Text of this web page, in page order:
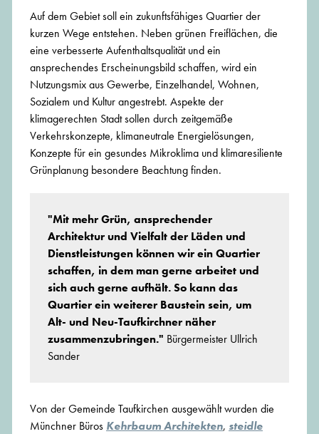
Auf dem Gebiet soll ein zukunftsfähiges Quartier der
kurzen Wege entstehen. Neben grünen Freiflächen, die
eine verbesserte Aufenthaltsqualität und ein
ansprechendes Erscheinungsbild schaffen, wird ein
Nutzungsmix aus Gewerbe, Einzelhandel, Wohnen,
Sozialem und Kultur angestrebt. Aspekte der
klimagerechten Stadt sollen durch zeitgemäße
Verkehrskonzepte, klimaneutrale Energielösungen,
Konzepte für ein gesundes Mikroklima und klimaresiliente
Grünplanung besondere Beachtung finden.
"Mit mehr Grün, ansprechender
Architektur und Vielfalt der Läden und
Dienstleistungen können wir ein Quartier
schaffen, in dem man gerne arbeitet und
sich auch gerne aufhält. So kann das
Quartier ein weiterer Baustein sein, um
Alt- und Neu-Taufkirchner näher
zusammenzubringen." Bürgermeister Ullrich
Sander
Von der Gemeinde Taufkirchen ausgewählt wurden die
Münchner Büros Kehrbaum Architekten, steidle